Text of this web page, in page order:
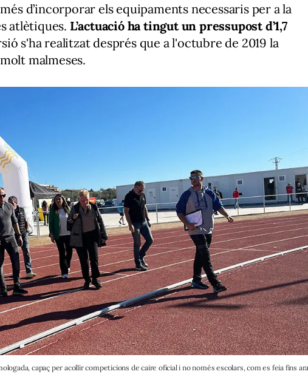
d’incorporar els equipaments necessaris per a la
atlètiques. L’actuació ha tingut un pressupost d’1,7
s'ha realitzat després que a l'octubre de 2019 la
malmeses.
capaç per acollir competicions de caire oficial i no només escolars, com es feia fins